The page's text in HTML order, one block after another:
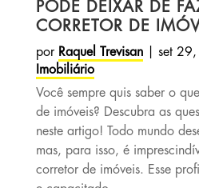
PODE DEIXAR DE
CORRETOR DE
por Raquel Trevisan| set
Imobiliário
Você sempre quis saber o
de imóveis? Descubra as
neste artigo! Todo mundo
mas, para isso, é
corretor de imóveis. Esse